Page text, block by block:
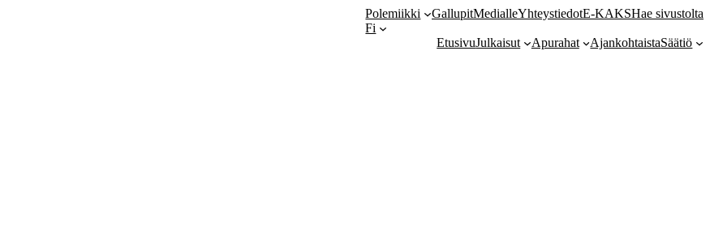
Polemiikki GallupitMedialleYhteystiedotE-KAKSHae sivustolta
Fi
EtusivuJulkaisut Apurahat AjankohtaistaSäätiö